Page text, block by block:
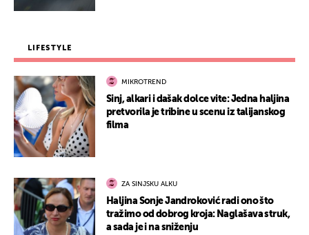
LIFESTYLE
MIKROTREND
Sinj, alkari i dašak dolce vite: Jedna haljina
pretvorila je tribine u scenu iz talijanskog
filma
ZA SINJSKU ALKU
Haljina Sonje Jandroković radi ono što
tražimo od dobrog kroja: Naglašava struk,
a sada je i na sniženju